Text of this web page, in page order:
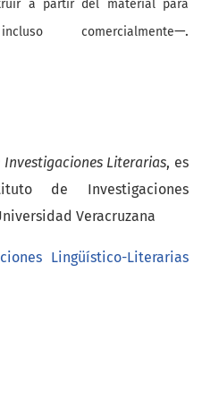
a partir del material para
comercialmente—.
Investigaciones Literarias, es
de Investigaciones
Veracruzana
Lingüístico-Literarias